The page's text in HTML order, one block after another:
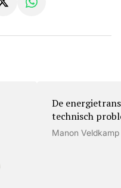
De
technisch
Manon Veldkamp